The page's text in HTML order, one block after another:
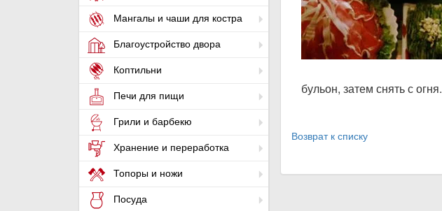
Мангалы и чаши для костра
Благоустройство двора
Коптильни
Печи для пищи
Грили и барбекю
Хранение и переработка
Топоры и ножи
Посуда
бульон, затем снять с огня.
Возврат к списку